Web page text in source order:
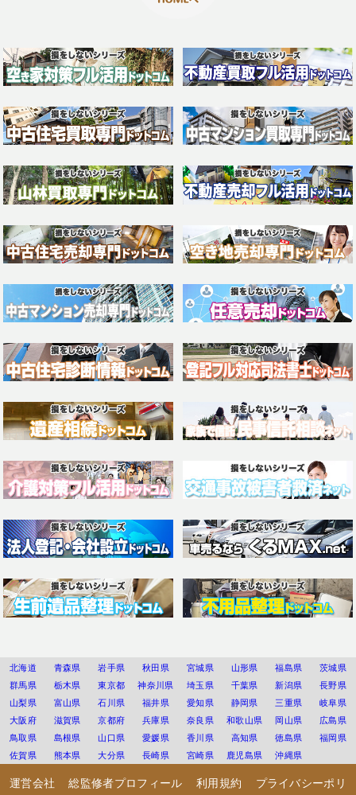
北海道 青森県 岩手県 秋田県 宮城県 山形県 福島県
茨城県
群馬県
栃木県 東京都 神奈川県 埼玉県 千葉県 新潟県
長野県
山梨県
富山県 石川県 福井県 愛知県 静岡県 三重県
岐阜県
大阪府
滋賀県 京都府 兵庫県 奈良県 和歌山県 岡山県
広島県
鳥取県
島根県 山口県 愛媛県 香川県 高知県 徳島県
福岡県
佐賀県
熊本県 大分県 長崎県 宮崎県 鹿児島県 沖縄県
運営会社 総監修者プロフィール 利用規約
プライバシーポリ